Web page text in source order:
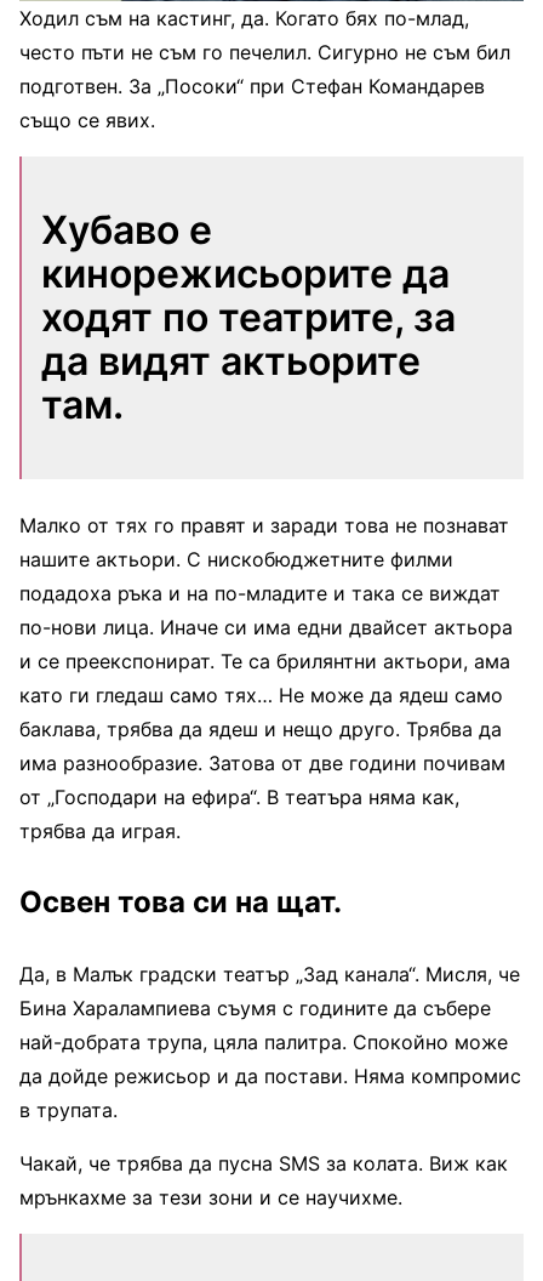
Ходил съм на кастинг, да. Когато бях по-млад,
често пъти не съм го печелил. Сигурно не съм бил
подготвен. За „Посоки“ при Стефан Командарев
също се явих.
Хубаво е
кинорежисьорите да
ходят по театрите, за
да видят актьорите
там.
Малко от тях го правят и заради това не познават
нашите актьори. С нискобюджетните филми
подадоха ръка и на по-младите и така се виждат
по-нови лица. Иначе си има едни двайсет актьора
и се преекспонират. Те са брилянтни актьори, ама
като ги гледаш само тях… Не може да ядеш само
баклава, трябва да ядеш и нещо друго. Трябва да
има разнообразие. Затова от две години почивам
от „Господари на ефира“. В театъра няма как,
трябва да играя.
Освен това си на щат.
Да, в Малък градски театър „Зад канала“. Мисля, че
Бина Харалампиева съумя с годините да събере
най-добрата трупа, цяла палитра. Спокойно може
да дойде режисьор и да постави. Няма компромис
в трупата.
Чакай, че трябва да пусна SMS за колата. Виж как
мрънкахме за тези зони и се научихме.